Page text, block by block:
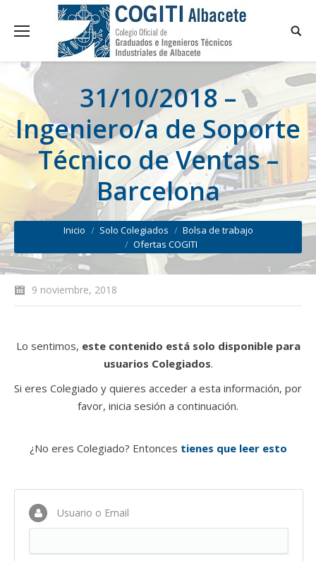
31/10/2018 –
Ingeniero/a de Soporte
Técnico de Ventas –
Barcelona
You are here:
Inicio Solo Colegiados
Bolsa de trabajo
Ofertas COGITI
9 noviembre, 2018
Lo sentimos, este contenido está solo disponible para
usuarios Colegiados.
Si eres Colegiado y quieres acceder a esta información, por
favor, inicia sesión a continuación.
¿No eres Colegiado? Entonces tienes que leer esto
Usuario o Email